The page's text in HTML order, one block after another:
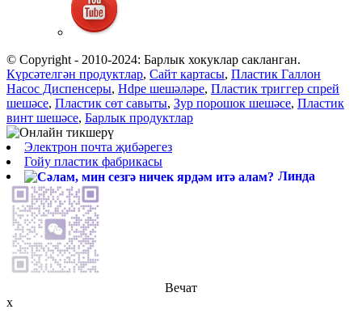
© Copyright - 2010-2024: Барлык хокуклар сакланган.
Күрсәтелгән продуктлар, Сайт картасы, Пластик Галлон
Насос Диспенсеры, Hdpe шешәләре, Пластик триггер спрей
шешәсе, Пластик сөт савыты, Зур порошок шешәсе, Пластик
винт шешәсе, Барлык продуктлар
Электрон почта җибәрегез
Гойу пластик фабрикасы
Линда
Вечат
x